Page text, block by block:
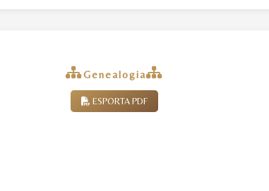
Genealogia
ESPORTA PDF